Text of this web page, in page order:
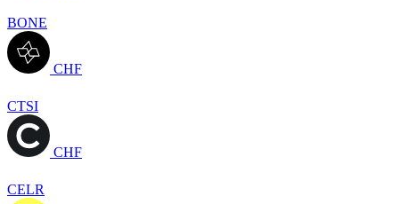
BONE
CHF
CTSI
CHF
CELR